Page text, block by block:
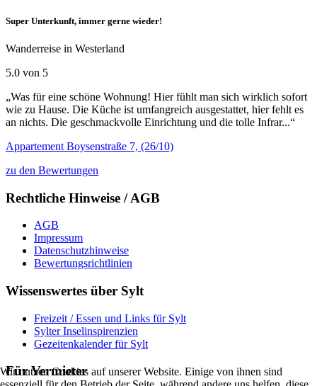
Super Unterkunft, immer gerne wieder!
Wanderreise in Westerland
5.0 von 5
„Was für eine schöne Wohnung! Hier fühlt man sich wirklich sofort
wie zu Hause. Die Küche ist umfangreich ausgestattet, hier fehlt es
an nichts. Die geschmackvolle Einrichtung und die tolle Infrar...“
Appartement Boysenstraße 7, (26/10)
zu den Bewertungen
Rechtliche Hinweise / AGB
AGB
Impressum
Datenschutzhinweise
Bewertungsrichtlinien
Wissenswertes über Sylt
Freizeit / Essen und Links für Sylt
Sylter Inselinspirenzien
Gezeitenkalender für Sylt
Für Vermieter
Wir nutzen Cookies auf unserer Website. Einige von ihnen sind